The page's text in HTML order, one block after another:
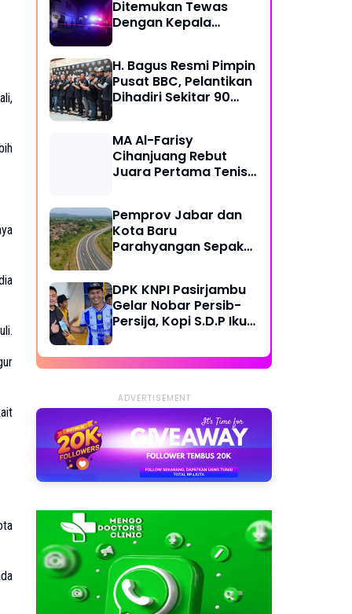
Ditemukan Tewas
Dengan Kepala
Brutal, Diduga Karena
Terlibat Urusan
Dengan Kartel
H. Bagus Resmi Pimpin
Pusat BBC, Pelantikan
Dihadiri Sekitar 90
MA Al-Farisy
Cihanjuang Rebut
Juara Pertama Tenis
Pemprov Jabar dan
Kota Baru
Parahyangan Sepakat
Padalarang
DPK KNPI Pasirjambu
Gelar Nobar Persib-
Persija, Kopi S.D.P Ikut
ADVERTISEMENT